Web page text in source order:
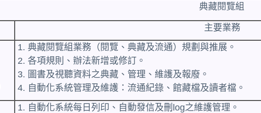
典藏閱覽組
主要業務
1. 典藏閱覽組業務（閱覽、典藏及流通）規劃與推展。
2. 各項規則、辦法新增或修訂。
3. 圖書及視聽資料之典藏、管理、維護及報廢。
4. 自動化系統管理及維護：流通紀錄、館藏檔及讀者檔。
1. 自動化系統每日列印、自動發信及刪log之維護管理。